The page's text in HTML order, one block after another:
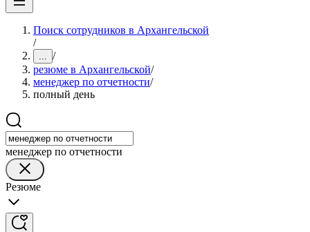
Поиск сотрудников в Архангельской
/
... /
резюме в Архангельской/
менеджер по отчетности/
полный день
менеджер по отчетности
Резюме